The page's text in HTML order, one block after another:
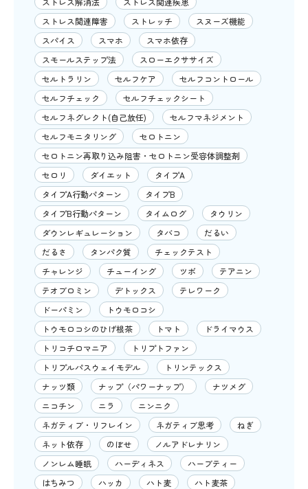
ストレス関連障害
ストレッチ
スヌーズ機能
スパイス
スマホ
スマホ依存
スモールステップ法
スローエクササイズ
セルトラリン
セルフケア
セルフコントロール
セルフチェック
セルフチェックシート
セルフネグレクト(自己放任)
セルフマネジメント
セルフモニタリング
セロトニン
セロトニン再取り込み阻害・セロトニン受容体調整剤
セロリ
ダイエット
タイプA
タイプA行動パターン
タイプB
タイプB行動パターン
タイムログ
タウリン
ダウンレギュレーション
タバコ
だるい
だるさ
タンパク質
チェックテスト
チャレンジ
チューイング ツボ
テアニン
テオブロミン
デトックス
テレワーク
ドーパミン
トウモロコシ
トウモロコシのひげ根茶
トマト
ドライマウス
トリコチロマニア
トリプトファン
トリプルパスウェイモデル
トリンテックス
ナッツ類
ナップ（パワーナップ）
ナツメグ
ニコチン
ニラ
ニンニク
ネガティブ・リフレイン
ネガティブ思考
ねぎ
ネット依存
のぼせ
ノルアドレナリン
ノンレム睡眠
ハーディネス
ハーブティー
はちみつ
ハッカ ハト麦
ハト麦茶